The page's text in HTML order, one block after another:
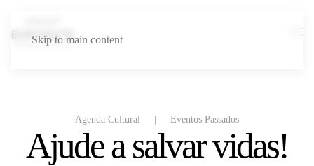
Skip to main content
Agenda Cultural Eventos Passados
Ajude a salvar vidas!